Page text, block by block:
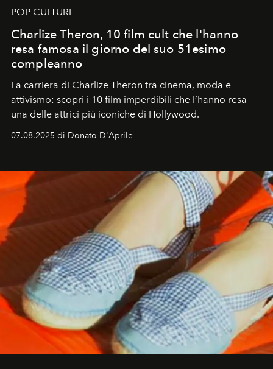
POP CULTURE
Charlize Theron, 10 film cult che l'hanno
resa famosa il giorno del suo 51esimo
compleanno
La carriera di Charlize Theron tra cinema, moda e
attivismo: scopri i 10 film imperdibili che l’hanno resa
una delle attrici più iconiche di Hollywood.
07.08.2025 di Donato D'Aprile